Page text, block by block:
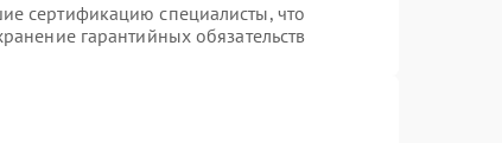
сертификацию специалисты, что
гарантийных обязательств